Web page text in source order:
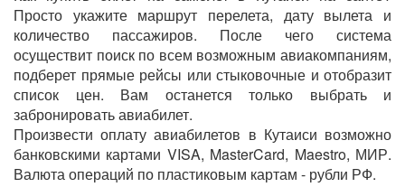
Просто укажите маршрут перелета, дату вылета и
количество пассажиров. После чего система
осуществит поиск по всем возможным авиакомпаниям,
подберет прямые рейсы или стыковочные и отобразит
список цен. Вам останется только выбрать и
забронировать авиабилет.
Произвести оплату авиабилетов в Кутаиси возможно
банковскими картами VISA, MasterCard, Maestro, МИР.
Валюта операций по пластиковым картам - рубли РФ.